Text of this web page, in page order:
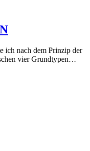
ich nach dem Prinzip der
vier Grundtypen…